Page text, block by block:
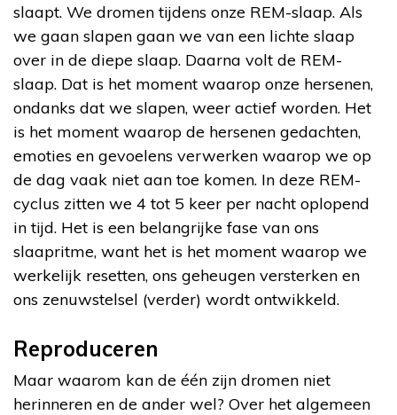
slaapt. We dromen tijdens onze REM-slaap. Als
we gaan slapen gaan we van een lichte slaap
over in de diepe slaap. Daarna volt de REM-
slaap. Dat is het moment waarop onze hersenen,
ondanks dat we slapen, weer actief worden. Het
is het moment waarop de hersenen gedachten,
emoties en gevoelens verwerken waarop we op
de dag vaak niet aan toe komen. In deze REM-
cyclus zitten we 4 tot 5 keer per nacht oplopend
in tijd. Het is een belangrijke fase van ons
slaapritme, want het is het moment waarop we
werkelijk resetten, ons geheugen versterken en
ons zenuwstelsel (verder) wordt ontwikkeld.
Reproduceren
Maar waarom kan de één zijn dromen niet
herinneren en de ander wel? Over het algemeen